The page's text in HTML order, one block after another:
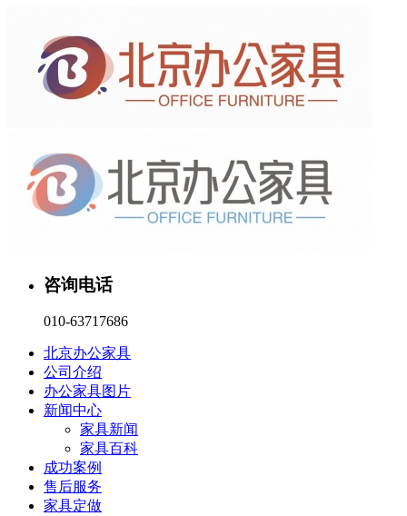
咨询电话
010-63717686
北京办公家具
公司介绍
办公家具图片
新闻中心
家具新闻
家具百科
成功案例
售后服务
家具定做